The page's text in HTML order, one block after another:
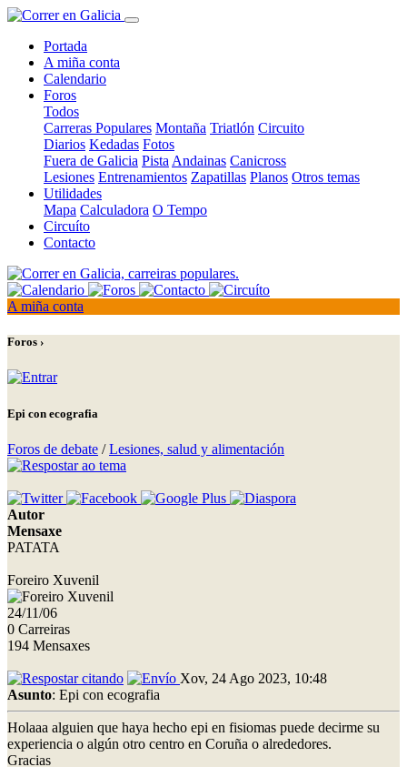
Portada
A miña conta
Calendario
Foros
Todos
Carreras Populares Montaña Triatlón Circuito
Diarios Kedadas Fotos
Fuera de Galicia Pista Andainas Canicross
Lesiones Entrenamientos Zapatillas Planos Otros temas
Utilidades
Mapa Calculadora O Tempo
Circuíto
Contacto
A miña conta
Foros ›
Epi con ecografia
Foros de debate /Lesiones, salud y alimentación
Autor
Mensaxe
PATATA
Foreiro Xuvenil
24/11/06
0 Carreiras
194 Mensaxes
Xov, 24 Ago 2023, 10:48
Asunto: Epi con ecografia
Holaaa alguien que haya hecho epi en fisiomas puede decirme su
experiencia o algún otro centro en Coruña o alrededores.
Gracias